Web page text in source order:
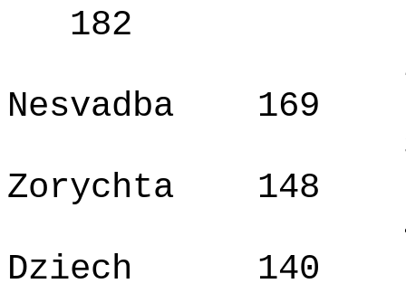
182
Nesvadba
169
Zorychta
148
Dziech
140